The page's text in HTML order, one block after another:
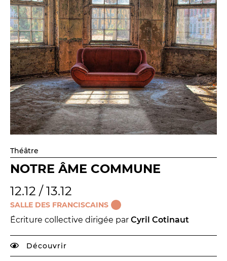
Théâtre
NOTRE ÂME COMMUNE
12.12 / 13.12
SALLE DES FRANCISCAINS
Écriture collective dirigée par Cyril Cotinaut
Découvrir